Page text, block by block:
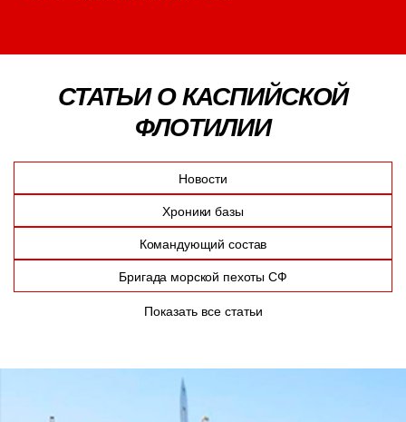
СТАТЬИ О КАСПИЙСКОЙ
ФЛОТИЛИИ
Новости
Хроники базы
Командующий состав
Бригада морской пехоты СФ
Показать все статьи